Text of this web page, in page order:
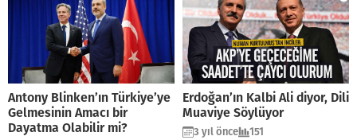
Antony Blinken’ın Türkiye’ye
Gelmesinin Amacı bir
Dayatma Olabilir mi?
Erdoğan’ın Kalbi Ali diyor, Dili
Muaviye Söylüyor
3 yıl önce 151